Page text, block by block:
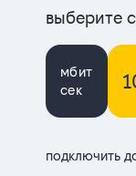
выберите
мбит
сек
подключить